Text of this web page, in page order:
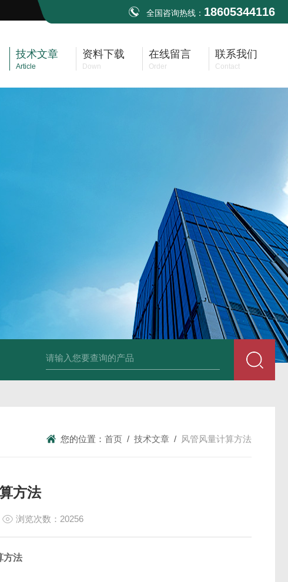
全国咨询热线： 18605344116
技术文章
Article
资料下载
Down
在线留言
Order
联系我们
Contact
PP风帽 组合式空调机组 单层百叶
您的位置： 首页 / 技术文章 / 风管风量计算方法
方法
浏览次数：20256
方法